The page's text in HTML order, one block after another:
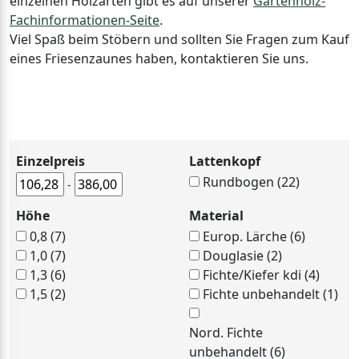
Fachinformationen-Seite.
Viel Spaß beim Stöbern und sollten Sie Fragen zum Kauf
eines Friesenzaunes haben, kontaktieren Sie uns.
Einzelpreis
-
Lattenkopf
Rundbogen (22)
Höhe
0,8 (7)
1,0 (7)
1,3 (6)
1,5 (2)
Material
Europ. Lärche (6)
Douglasie (2)
Fichte/Kiefer kdi (4)
Fichte unbehandelt (1)
Nord. Fichte
unbehandelt (6)